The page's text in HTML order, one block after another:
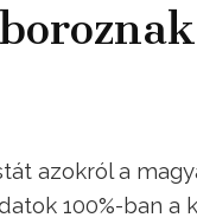
azokról a
100%-ban a